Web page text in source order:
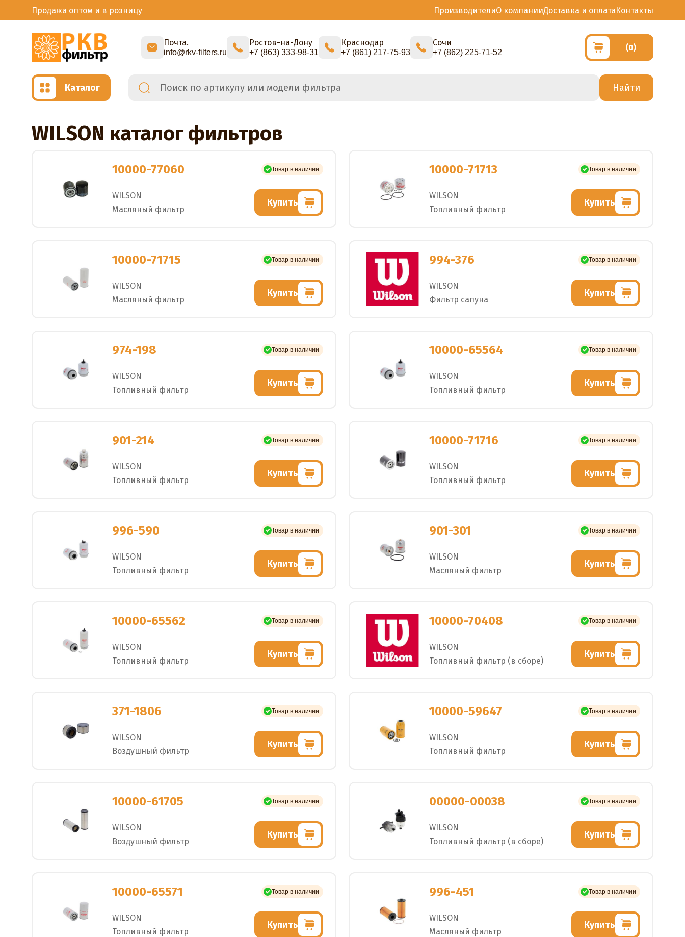
Каталог
(0)
Продажа оптом и в розницу ПроизводителиО компанииДоставка и оплатаКонтакты
Почта.
info@rkv-filters.ru
Ростов-на-Дону
+7 (863) 333-98-31
Краснодар
+7 (861) 217-75-93
Сочи
+7 (862) 225-71-52
WILSON каталог фильтров
10000-77060 Товар в наличии
WILSON
Масляный фильтр
Купить
10000-71713 Товар в наличии
WILSON
Топливный фильтр
Купить
10000-71715 Товар в наличии
WILSON
Масляный фильтр
Купить
994-376 Товар в наличии
WILSON
Фильтр сапуна
Купить
974-198 Товар в наличии
WILSON
Топливный фильтр
Купить
10000-65564 Товар в наличии
WILSON
Топливный фильтр
Купить
901-214 Товар в наличии
WILSON
Топливный фильтр
Купить
10000-71716 Товар в наличии
WILSON
Топливный фильтр
Купить
996-590 Товар в наличии
WILSON
Топливный фильтр
Купить
901-301 Товар в наличии
WILSON
Масляный фильтр
Купить
10000-65562 Товар в наличии
WILSON
Топливный фильтр
Купить
10000-70408 Товар в наличии
WILSON
Топливный фильтр (в сборе)
Купить
371-1806 Товар в наличии
WILSON
Воздушный фильтр
Купить
10000-59647 Товар в наличии
WILSON
Топливный фильтр
Купить
10000-61705 Товар в наличии
WILSON
Воздушный фильтр
Купить
00000-00038 Товар в наличии
WILSON
Топливный фильтр (в сборе)
Купить
10000-65571 Товар в наличии
WILSON
Топливный фильтр
Купить
996-451 Товар в наличии
WILSON
Масляный фильтр
Купить